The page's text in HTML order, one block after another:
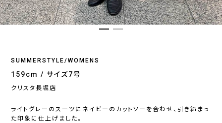
SUMMERSTYLE/WOMENS
159cm / サイズ7号
クリスタ長堀店
ライトグレーのスーツにネイビーのカットソーを合わせ、引き締まっ
た印象に仕上げました。